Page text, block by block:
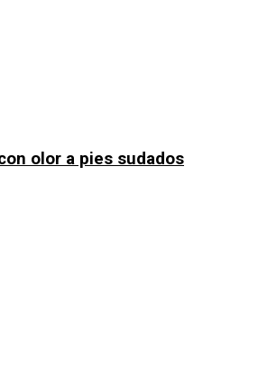
olor a pies sudados